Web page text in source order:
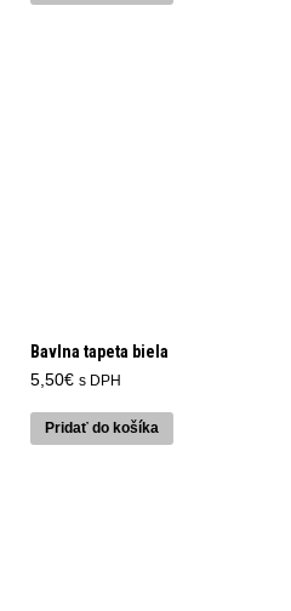
Bavlna tapeta biela
5,50€ s DPH
Pridať do košíka